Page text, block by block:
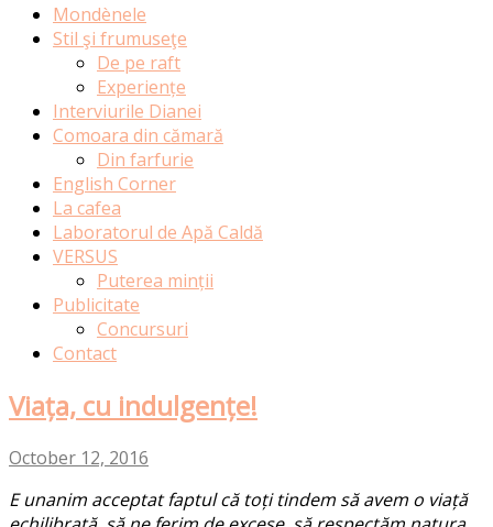
Mondènele
Stil şi frumuseţe
De pe raft
Experiențe
Interviurile Dianei
Comoara din cămară
Din farfurie
English Corner
La cafea
Laboratorul de Apă Caldă
VERSUS
Puterea minții
Publicitate
Concursuri
Contact
Viața, cu indulgențe!
October 12, 2016
E unanim acceptat faptul că toți tindem să avem o viață